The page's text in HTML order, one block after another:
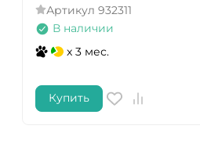
Артикул 932311
В наличии
x 3 мес.
Купить